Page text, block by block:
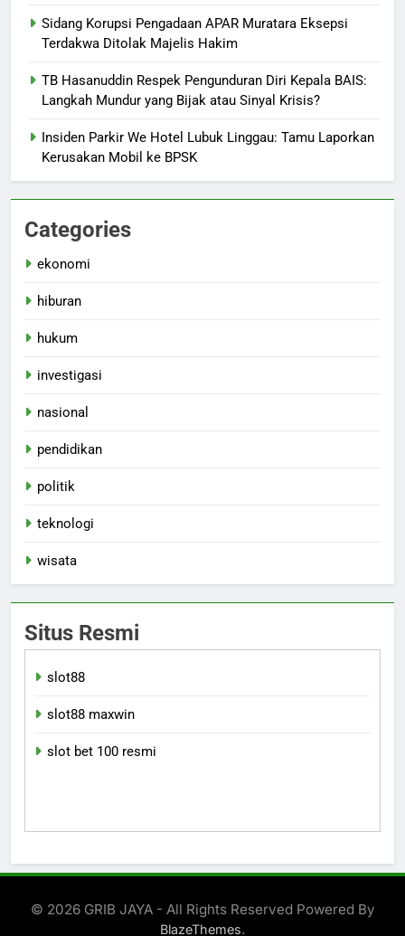
Sidang Korupsi Pengadaan APAR Muratara Eksepsi
Terdakwa Ditolak Majelis Hakim
TB Hasanuddin Respek Pengunduran Diri Kepala BAIS:
Langkah Mundur yang Bijak atau Sinyal Krisis?
Insiden Parkir We Hotel Lubuk Linggau: Tamu Laporkan
Kerusakan Mobil ke BPSK
Categories
ekonomi
hiburan
hukum
investigasi
nasional
pendidikan
politik
teknologi
wisata
Situs Resmi
slot88
slot88 maxwin
slot bet 100 resmi
© 2026 GRIB JAYA - All Rights Reserved Powered By
BlazeThemes.